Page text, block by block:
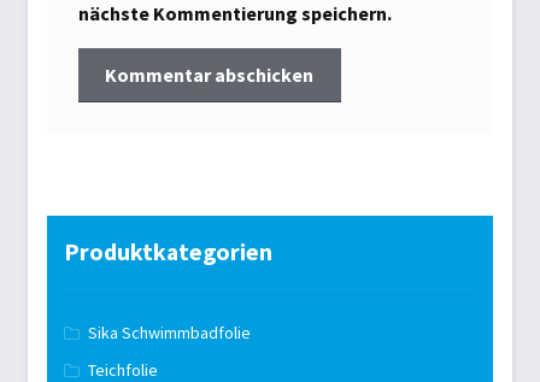
nächste Kommentierung speichern.
Produktkategorien
Sika Schwimmbadfolie
Teichfolie